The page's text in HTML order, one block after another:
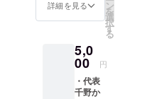
詳細を見る ン
を
選
択
す
る
5,0
00 円
・代表
千野か